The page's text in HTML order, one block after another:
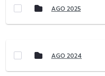
AGO 2025
AGO 2024